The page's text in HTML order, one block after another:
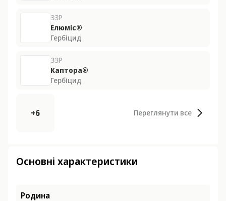
ЗЗР
Елюміс®
Гербіцид
ЗЗР
Каптора®
Гербіцид
+6 Переглянути все
Основні характеристики
Родина